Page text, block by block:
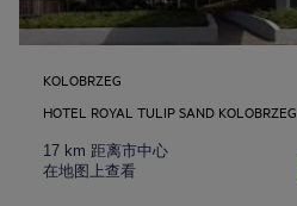
KOLOBRZEG
HOTEL ROYAL TULIP SAND KOLOBRZEG
17 km 距离市中心
在地图上查看